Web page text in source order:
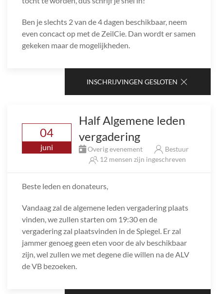
Ben je slechts 2 van de 4 dagen beschikbaar, neem
even concact op met de ZeilCie. Dan wordt er samen
gekeken maar de mogelijkheden.
INSCHRIJVINGEN GESLOTEN
04
juni
Half Algemene leden
vergadering
Overig evenement
Bestuur
12 mensen zijn ingeschreven
Beste leden en donateurs,
Vandaag zal de algemene leden vergadering plaats
vinden, we zullen starten om 19:30 en de
vergadering zal plaatsvinden in de Spiegel. Er zal
jammer genoeg geen eten voor de alv beschikbaar
zijn, wel zullen we met degene die willen na de ALV
de VB bezoeken.